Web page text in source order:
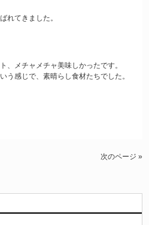
れてきました。
、メチャメチャ美味しかったです。
う感じで、素晴らし食材たちでした。
次のページ »